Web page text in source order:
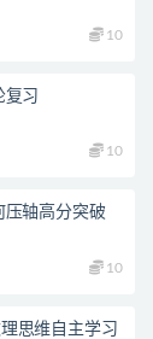
10
复习
10
压轴高分突破
10
思维自主学习